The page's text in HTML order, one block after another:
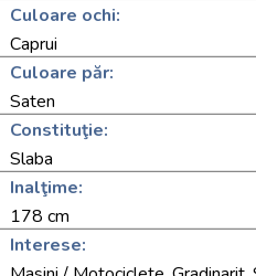
Culoare ochi:
Caprui
Culoare păr:
Saten
Constituţie:
Slaba
Inalţime:
178 cm
Interese: